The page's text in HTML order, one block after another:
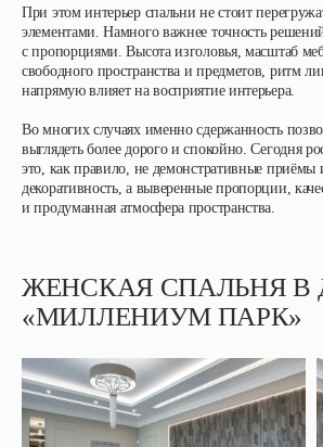
При этом интерьер спальни не стоит
элементами. Намного важнее точность
с пропорциями. Высота изголовья, масштаб
свободного пространства и предметов, ритм
напрямую влияет на восприятие интерьера.
Во многих случаях именно сдержанность
выглядеть более дорого и спокойно. Сегодня
это, как правило, не демонстративные приёмы
декоративность, а выверенные пропорции,
и продуманная атмосфера пространства.
ЖЕНСКАЯ СПАЛЬНЯ В
«МИЛЛЕНИУМ ПАРК»